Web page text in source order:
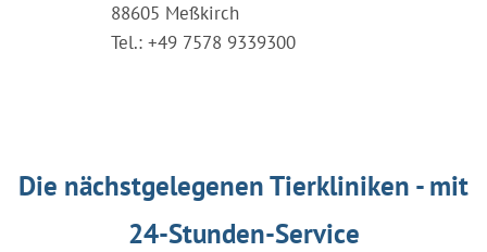
88605 Meßkirch
Tel.: +49 7578 9339300
Die nächstgelegenen Tierkliniken - mit
24-Stunden-Service